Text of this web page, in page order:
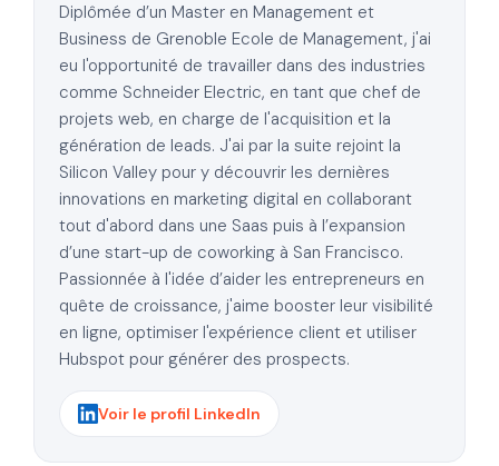
Diplômée d’un Master en Management et
Business de Grenoble Ecole de Management, j'ai
eu l'opportunité de travailler dans des industries
comme Schneider Electric, en tant que chef de
projets web, en charge de l'acquisition et la
génération de leads. J'ai par la suite rejoint la
Silicon Valley pour y découvrir les dernières
innovations en marketing digital en collaborant
tout d'abord dans une Saas puis à l’expansion
d’une start-up de coworking à San Francisco.
Passionnée à l'idée d’aider les entrepreneurs en
quête de croissance, j'aime booster leur visibilité
en ligne, optimiser l'expérience client et utiliser
Hubspot pour générer des prospects.
Voir le profil LinkedIn